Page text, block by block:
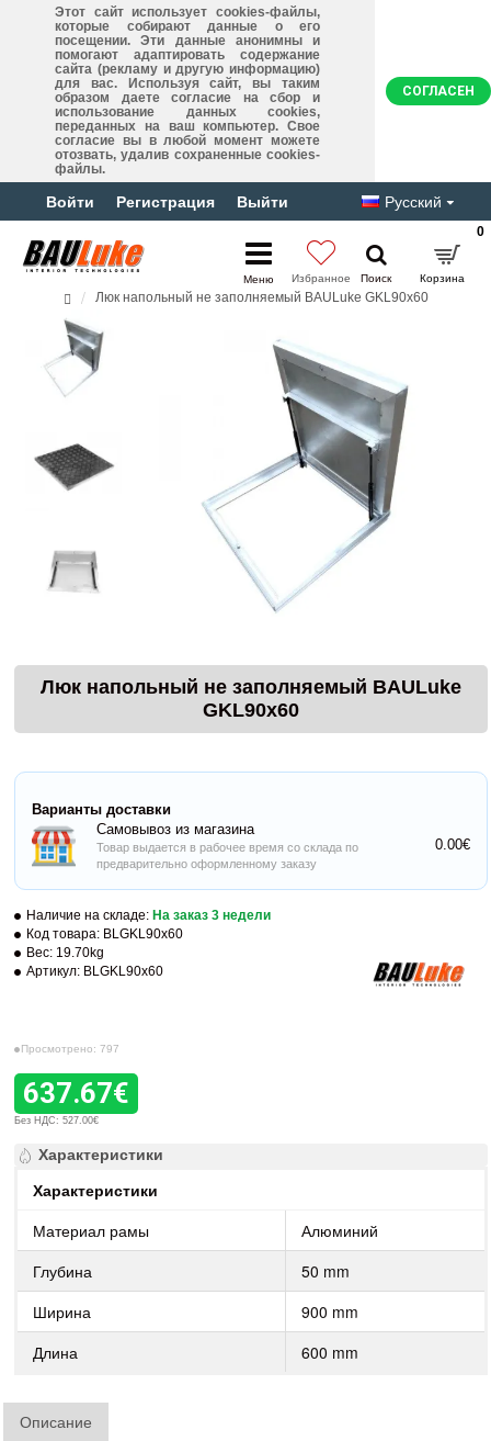
Этот сайт использует cookies-файлы,
которые собирают данные о его
посещении. Эти данные анонимны и
помогают адаптировать содержание
сайта (рекламу и другую информацию)
для вас. Используя сайт, вы таким
образом даете согласие на сбор и
использование данных cookies,
переданных на ваш компьютер. Свое
согласие вы в любой момент можете
отозвать, удалив сохраненные cookies-
файлы.
СОГЛАСЕН
Войти Регистрация Выйти Русский
0
Люк напольный не заполняемый BAULuke GKL90x60
Люк напольный не заполняемый BAULuke
GKL90x60
Наличие на складе: На заказ 3 недели
Код товара: BLGKL90x60
Вес: 19.70kg
Артикул: BLGKL90x60
Просмотрено: 797
637.67€
Без НДС: 527.00€
Варианты доставки
Самовывоз из магазина
Товар выдается в рабочее время со склада по
предварительно оформленному заказу
0.00€
Характеристики
Характеристики
Материал рамы
Алюминий
Глубина
50 mm
Ширина
900 mm
Длина
600 mm
Описание